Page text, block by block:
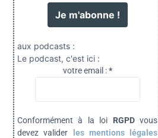
aux podcasts :
Le podcast, c'est ici :
votre email :*
Conformément à la loi RGPDvous
devez valider
les mentions légales